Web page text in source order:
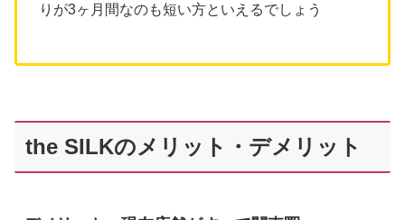
りが3ヶ月間なのも短い方といえるでしょう
the SILKのメリット・デメリット